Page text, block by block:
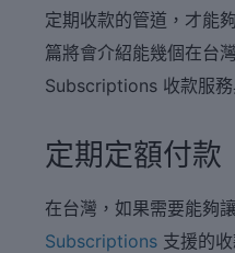
定期收款的管道，才能
篇將會介紹能幾個在台
Subscriptions 收款服務
定期定額付款
在台灣，如果需要能夠
Subscriptions支援的收